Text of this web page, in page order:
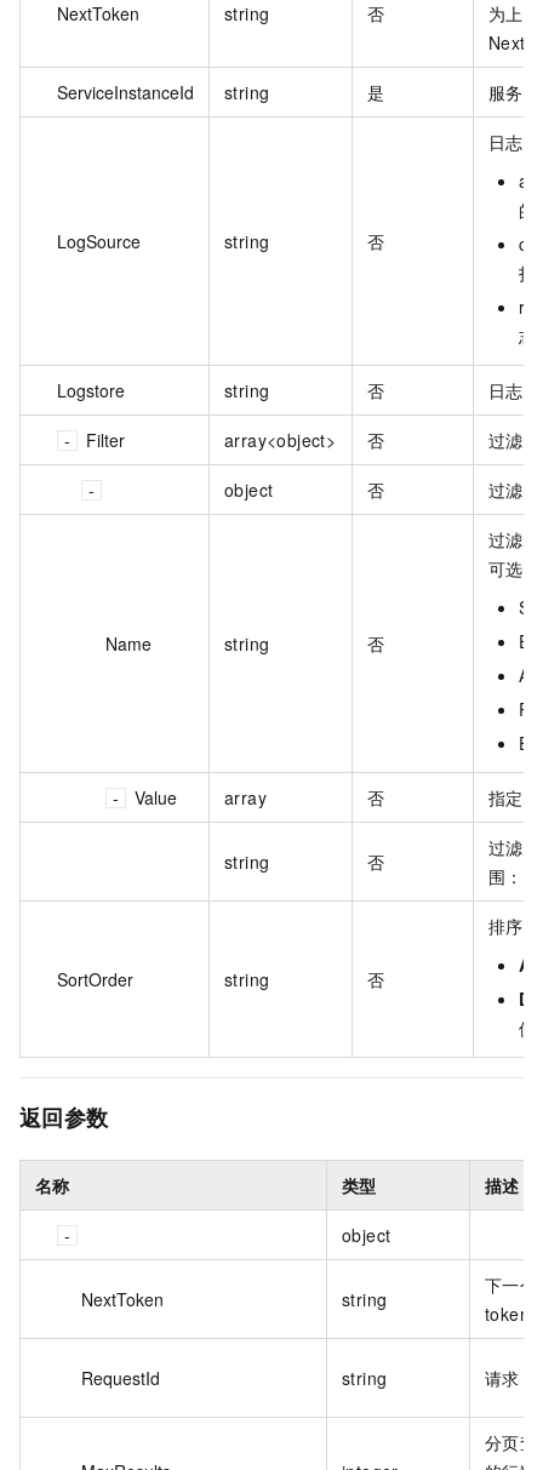
NextToken string 否
为上
ServiceInstanceId string 是 服务
LogSource string 否
日志
的
打
志
Logstore string 否 日志
Filter array<object> 否 过滤
object 否 过滤
Name string 否
过滤
可选
Value array 否 指定
string 否
过滤
围：
SortOrder string 否
排序
值
返回参数
名称 类型 描述
object
NextToken string
下一个
token
RequestId string 请求
分页查